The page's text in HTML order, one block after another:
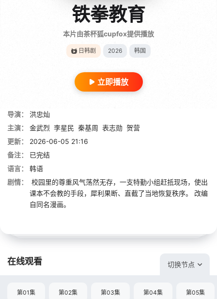
铁拳教育
本片由茶杯狐cupfox提供播放
日韩剧 2026 韩国
立即播放
导演：
洪忠灿
主演：
金武烈 李星民 秦基周 表志勋 贺营
更新：
2026-06-05 21:16
备注：
已完结
语言：
韩语
剧情：
校园里的尊重风气荡然无存，一支特勤小组赶抵现场，使出
课本不会教的手段，犀利果断、直截了当地恢复秩序。 改编
自同名漫画。
在线观看 切换节点
第01集 第02集 第03集 第04集 第05集